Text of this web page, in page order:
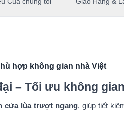
hợp không gian nhà Việt
– Tối ưu không
cửa lùa trượt ngang, giúp tiết